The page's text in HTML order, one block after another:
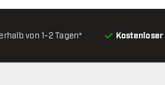
von 1-2 Tagen* Kostenloser